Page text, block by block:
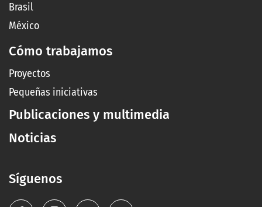
Brasil
México
Cómo trabajamos
Proyectos
Pequeñas iniciativas
Publicaciones y multimedia
Noticias
Síguenos